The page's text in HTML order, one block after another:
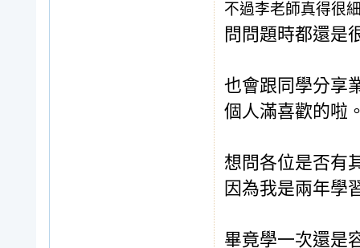
不過李老師真得很
問問題時都還是
也會跟同學分享
個人滿喜歡的啦
想問各位是否有
因為我是兩年學
畢竟學一次還是